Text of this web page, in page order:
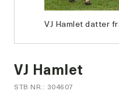
VJ Hamlet datter
VJ Hamlet
STB NR.: 304607